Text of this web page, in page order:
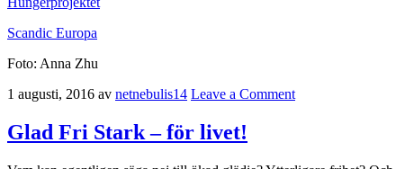
Scandic Europa
Foto: Anna Zhu
1 augusti, 2016 av netnebulis14 Leave a Comment
Glad Fri Stark – för livet!